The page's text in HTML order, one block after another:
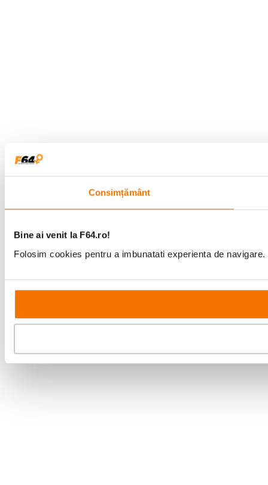
Consimțământ
Bine ai venit la F64.ro!
Folosim cookies pentru a imbunatati experienta de